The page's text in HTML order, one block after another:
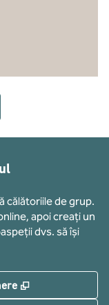
călătoriile de grup.
apoi creați un
dvs. să își
,